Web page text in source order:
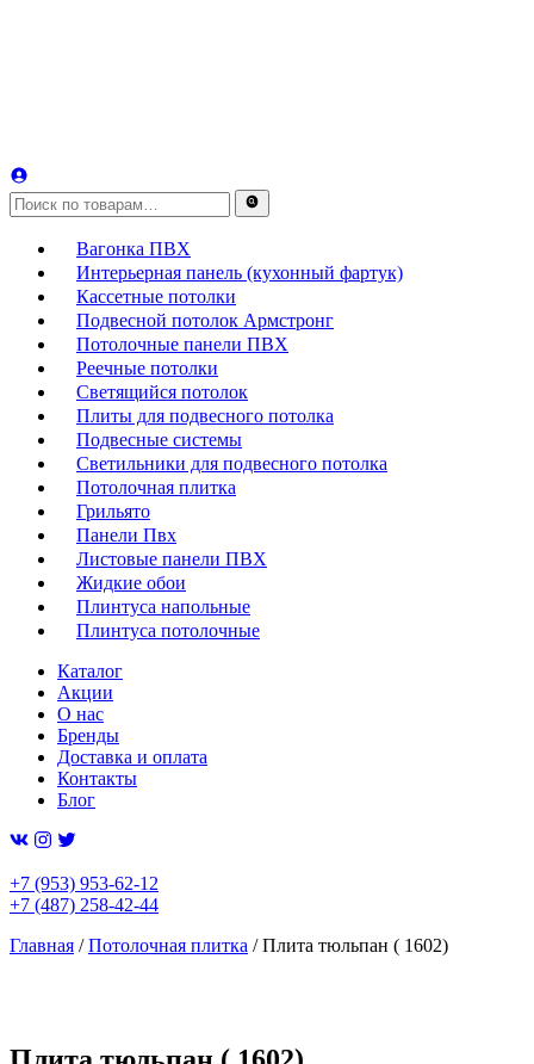
Вагонка ПВХ
Интерьерная панель (кухонный фартук)
Кассетные потолки
Подвесной потолок Армстронг
Потолочные панели ПВХ
Реечные потолки
Светящийся потолок
Плиты для подвесного потолка
Подвесные системы
Светильники для подвесного потолка
Потолочная плитка
Грильято
Панели Пвх
Листовые панели ПВХ
Жидкие обои
Плинтуса напольные
Плинтуса потолочные
Каталог
Акции
О нас
Бренды
Доставка и оплата
Контакты
Блог
+7 (953) 953-62-12
+7 (487) 258-42-44
Главная /Потолочная плитка / Плита тюльпан ( 1602)